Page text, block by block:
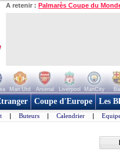
A retenir : Palmarès Coupe du
Man Utd Arsenal Liverpool ManCity
Coupe d'Europe Les
| Buteurs | Calendrier |